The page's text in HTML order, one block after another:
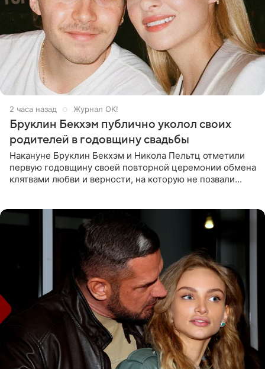
2 часа назад Журнал OK!
Бруклин Бекхэм публично уколол своих
родителей в годовщину свадьбы
Накануне Бруклин Бекхэм и Никола Пельтц отметили
первую годовщину своей повторной церемонии обмена
клятвами любви и верности, на которую не позвали